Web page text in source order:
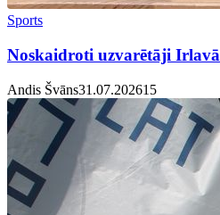
Sports
Noskaidroti uzvarētāji Irlavā
Andis Švāns31.07.20261 5